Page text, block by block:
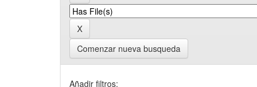
Comenzar nueva busqueda
Añadir filtros: